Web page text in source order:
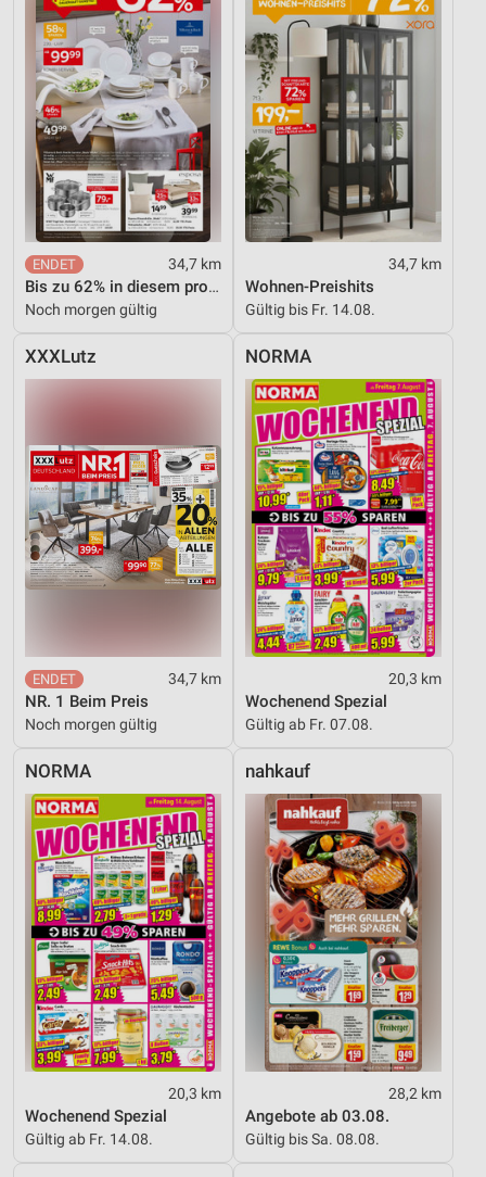
34,7 km
Bis zu 62% in diesem prospekt
Noch morgen gültig
34,7 km
Wohnen-Preishits
Gültig bis Fr. 14.08.
XXXLutz
34,7 km
NR. 1 Beim Preis
Noch morgen gültig
NORMA
20,3 km
Wochenend Spezial
Gültig ab Fr. 07.08.
NORMA
20,3 km
Wochenend Spezial
Gültig ab Fr. 14.08.
nahkauf
28,2 km
Angebote ab 03.08.
Gültig bis Sa. 08.08.